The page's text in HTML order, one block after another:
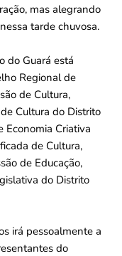
mas alegrando
tarde chuvosa.
do Guará está
Regional de
de Cultura,
Cultura do Distrito
Economia Criativa
de Cultura,
de Educação,
do Distrito
irá pessoalmente a
do